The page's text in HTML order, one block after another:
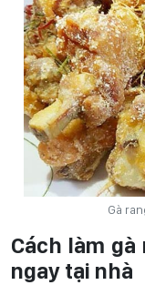
Gà
Cách làm
ngay tại nhà